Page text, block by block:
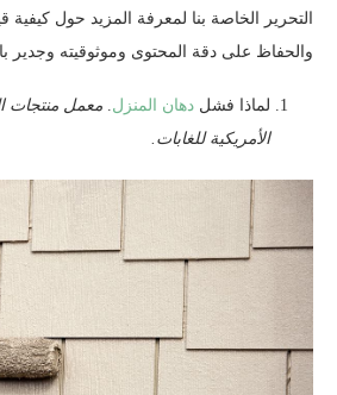
التحرير الخاصة بنا لمعرفة المزيد حول كيفية
والحفاظ على دقة المحتوى وموثوقيته وجدير
لماذا فشل دهان المنزل. معمل منتجات
الأمريكية للغابات.